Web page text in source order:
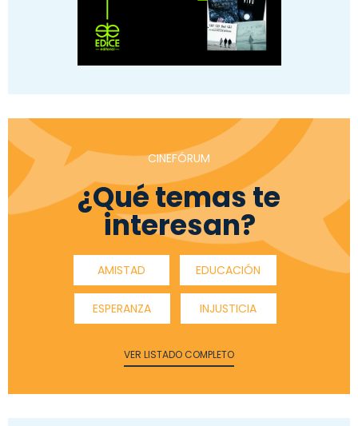
CINEFÓRUM
¿Qué temas te
interesan?
AMISTAD EDUCACIÓN
ESPERANZA INJUSTICIA
VER LISTADO COMPLETO